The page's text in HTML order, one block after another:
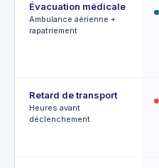
Évacuation médicale
Ambulance aérienne +
rapatriement
Retard de transport
Heures avant
déclenchement